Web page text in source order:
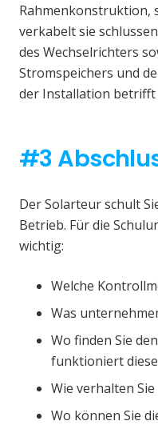
Rahmenkonstruktion,
verkabelt sie
des Wechselrichters
Stromspeichers und
der Installation betrifft
#3
Der Solarteur schult
Betrieb. Für die
wichtig:
Welche
Was
Wo finden Sie
funktioniert
Wie verhalten
Wo können Sie